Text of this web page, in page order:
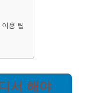
용 팁
서 해야